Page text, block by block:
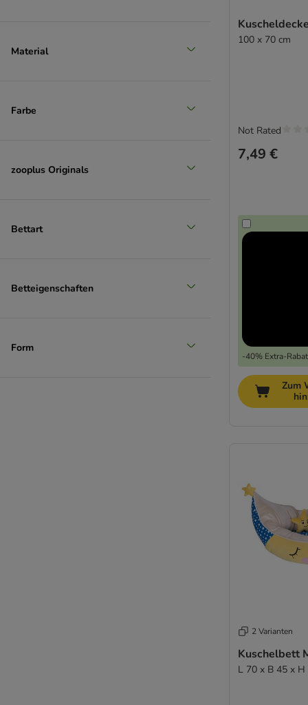
Material
Farbe
zooplus Originals
Bettart
Betteigenschaften
Form
100 x 70 cm
7,49 €
-40% Extra-
Not Rated
Zum
2 Varianten
Kuschelbett
L 70 x B 45 x H